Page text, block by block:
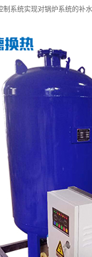
系统实现对锅炉系统的补水